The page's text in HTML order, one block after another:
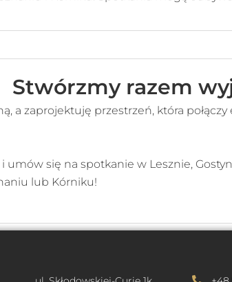
Stwórzmy razem
a zaprojektuję przestrzeń, która
umów się na spotkanie w Lesznie,
lub Kórniku!